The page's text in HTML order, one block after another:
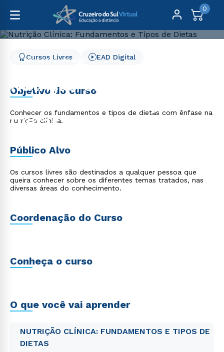
0
Cursos Livres
Saúde
Nutrição Clínica:
Fundamentos e Tipos de
Dietas
Cursos Livres EAD Digital
Objetivo do curso
Conhecer os fundamentos e tipos de dietas com ênfase na
nutrição clínica.
Público Alvo
Os cursos livres são destinados a qualquer pessoa que
queira conhecer sobre os diferentes temas tratados, nas
diversas áreas do conhecimento.
Coordenação do Curso
Conheça o curso
O que você vai aprender
NUTRIÇÃO CLÍNICA: FUNDAMENTOS E TIPOS DE
DIETAS